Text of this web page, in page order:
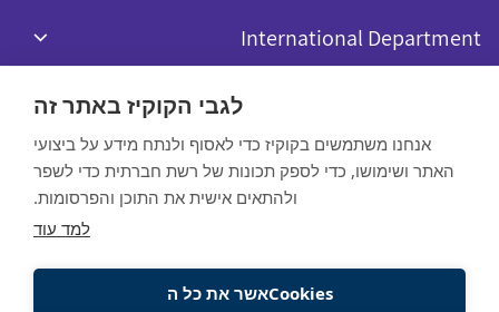
לגבי הקוקיז באתר זה
אנחנו משתמשים בקוקיז כדי לאסוף ולנתח מידע על ביצועי
האתר ושימושו, כדי לספק תכונות של רשת חברתית כדי לשפר
ולהתאים אישית את התוכן והפרסומות.
למד עוד
Cookiesאשר את כל ה
International Department
כל הזכויות שמורות לרפאל © 2020